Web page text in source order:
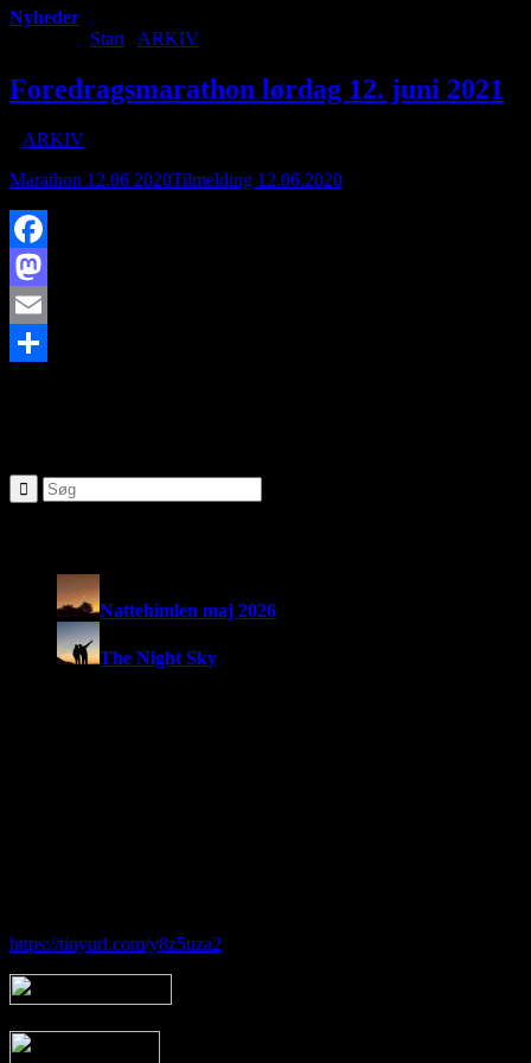
Nyheder
Start ARKIV
Foredragsmarathon lørdag 12. juni 2021
ARKIV
Marathon 12.06 2020Tilmelding 12.06.2020
Facebook
Mastodon
Email
Nattehimlen maj 2026
The Night Sky
https://tinyurl.com/y8z5uza2